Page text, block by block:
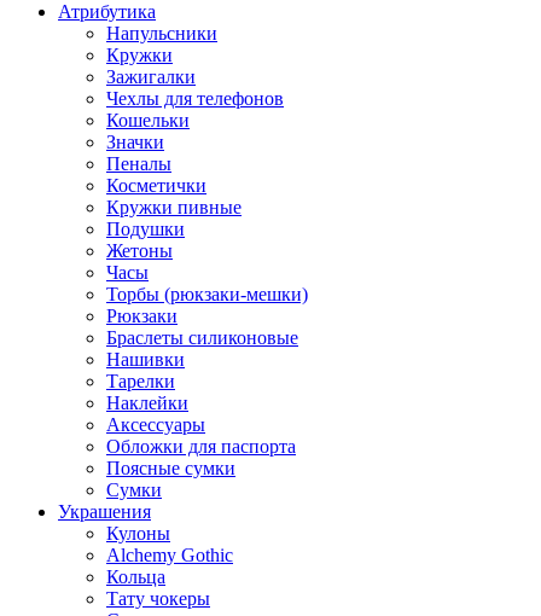
Атрибутика
Напульсники
Кружки
Зажигалки
Чехлы для телефонов
Кошельки
Значки
Пеналы
Косметички
Кружки пивные
Подушки
Жетоны
Часы
Торбы (рюкзаки-мешки)
Рюкзаки
Браслеты силиконовые
Нашивки
Тарелки
Наклейки
Аксессуары
Обложки для паспорта
Поясные сумки
Сумки
Украшения
Кулоны
Alchemy Gothic
Кольца
Тату чокеры